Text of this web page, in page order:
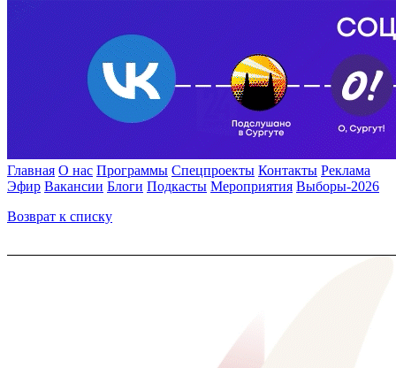
Главная О нас Программы Спецпроекты Контакты Реклама
Эфир Вакансии Блоги Подкасты Мероприятия Выборы-2026
Возврат к списку